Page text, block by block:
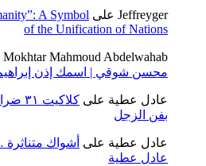
Jeffreyger على A Symbol
of the Unification of Nations
Mokhtar Mahmoud Abdelwahab
محسن شوقي | اسمك إذن
عادل عطية على
بفن الزجل
عادل عطية على أشواك
عادل عطية